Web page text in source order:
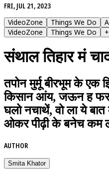
FRI, JUL 21, 2023
VideoZone
Things We Do
VideoZone
Things We Do +
संथाल तिहार मं
तपोन मुर्मू बीरभूम के एक
किसान आंय, जऊन ह
घलो नचाथें, वो ला ये
ओकर पीढ़ी के बनेच कम
AUTHOR
Smita Khator